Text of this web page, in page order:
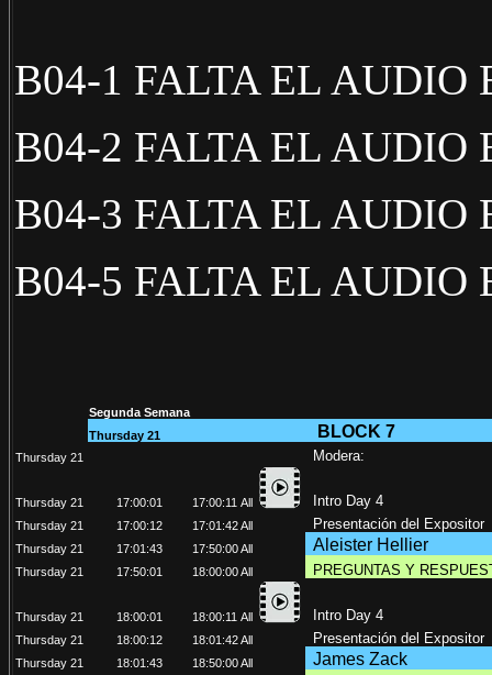
B04-1 FALTA EL AUDIO
B04-2 FALTA EL AUDIO
B04-3 FALTA EL AUDIO
B04-5 FALTA EL AUDIO
Segunda Semana
Thursday 21
BLOCK 7
Thursday 21 Modera:
Thursday 21 17:00:01 17:00:11 All Intro Day 4
Thursday 21 17:00:12 17:01:42All Presentación del Expositor
Thursday 21 17:01:43 17:50:00All Aleister Hellier
Thursday 21 17:50:01 18:00:00All PREGUNTAS Y
Thursday 21 18:00:01 18:00:11 All Intro Day 4
Thursday 21 18:00:12 18:01:42All Presentación del Expositor
Thursday 21 18:01:43 18:50:00All James Zack